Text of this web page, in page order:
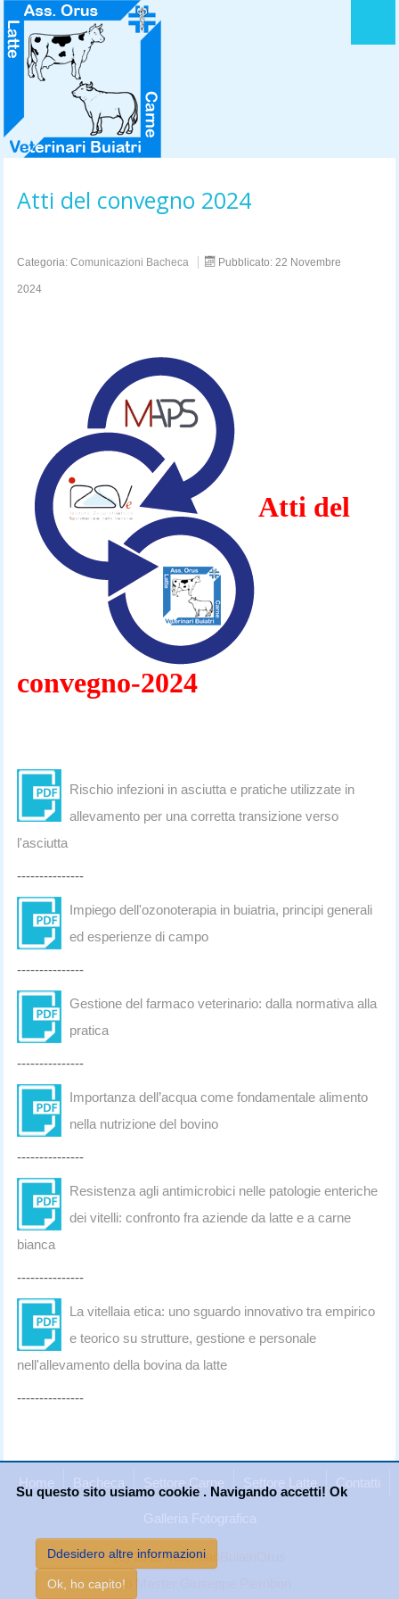
HOME
LOGO DELL' ASSOCIAZIONE
STATUTO
ACCORDO QUADRO
LA MISSION
CONTATTI
Atti del convegno 2024
Categoria: Comunicazioni Bacheca Pubblicato: 22 Novembre
2024
Atti del
convegno-2024
Rischio infezioni in asciutta e pratiche utilizzate in
allevamento per una corretta transizione verso
l'asciutta
---------------
Impiego dell'ozonoterapia in buiatria, principi generali
ed esperienze di campo
---------------
Gestione del farmaco veterinario: dalla normativa alla
pratica
---------------
Importanza dell’acqua come fondamentale alimento
nella nutrizione del bovino
---------------
Resistenza agli antimicrobici nelle patologie enteriche
dei vitelli: confronto fra aziende da latte e a carne
bianca
---------------
La vitellaia etica: uno sguardo innovativo tra empirico
e teorico su strutture, gestione e personale
nell'allevamento della bovina da latte
---------------
Home Bacheca Settore Carne Settore Latte Contatti
Galleria Fotografica
(c) 2012 VeterinariBuiatriOrus
web Master Giuseppe Pierobon
Su questo sito usiamo cookie . Navigando accetti! Ok
Ddesidero altre informazioni
Ok, ho capito!